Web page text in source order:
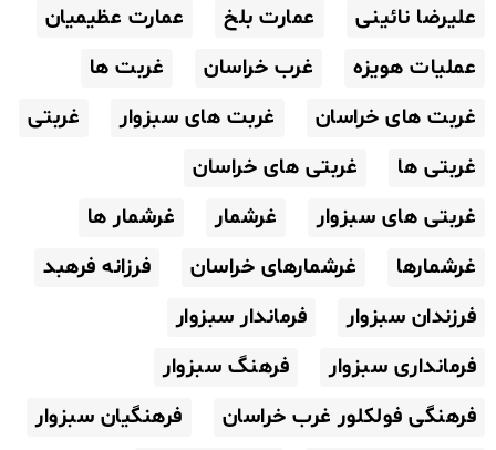
علیرضا نائینی
عمارت بلخ
عمارت عظیمیان
عملیات هویزه
غرب خراسان
غربت ها
غربت های خراسان
غربت های سبزوار
غربتی
غربتی ها
غربتی های خراسان
غربتی های سبزوار
غرشمار
غرشمار ها
غرشمارها
غرشمارهای خراسان
فرزانه فرهبد
فرزندان سبزوار
فرماندار سبزوار
فرمانداری سبزوار
فرهنگ سبزوار
فرهنگی فولکلور غرب خراسان
فرهنگیان سبزوار